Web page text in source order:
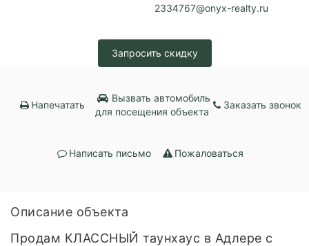
2334767@onyx-realty.ru
Запросить скидку
Напечатать
Вызвать автомобиль
для посещения объекта
Заказать звонок
Написать письмо Пожаловаться
Описание объекта
Продам КЛАССНЫЙ таунхаус в Адлере с